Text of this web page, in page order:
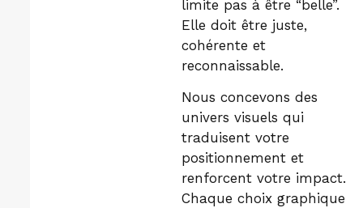
limite pas à être “belle”.
Elle doit être juste,
cohérente et
reconnaissable.
Nous concevons des
univers visuels qui
traduisent votre
positionnement et
renforcent votre impact.
Chaque choix graphique